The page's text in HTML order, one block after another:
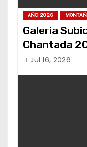
AÑO 2026
Galeria
Chantada
Jul 16, 2026